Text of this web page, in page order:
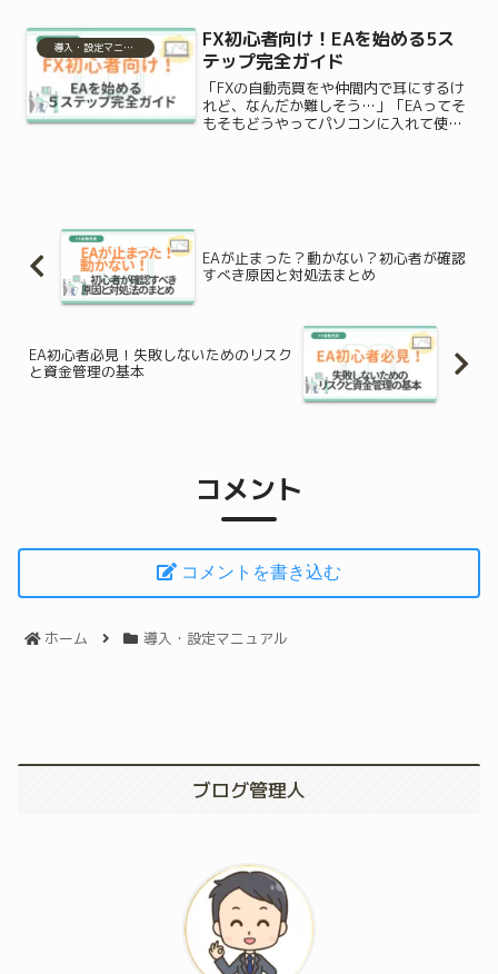
基本について詳しく解...
導入・設定マニュアル
FX初心者向け！EAを始める5ス
テップ完全ガイド
「FXの自動売買をや仲間内で耳にするけ
れど、なんだか難しそう…」「EAってそ
もそもどうやってパソコンに入れて使う
EAが止まった？動かない？初心者が確認
すべき原因と対処法まとめ
EA初心者必見！失敗しないためのリスク
と資金管理の基本
コメント
コメントを書き込む
ホーム 導入・設定マニュアル
ブログ管理人